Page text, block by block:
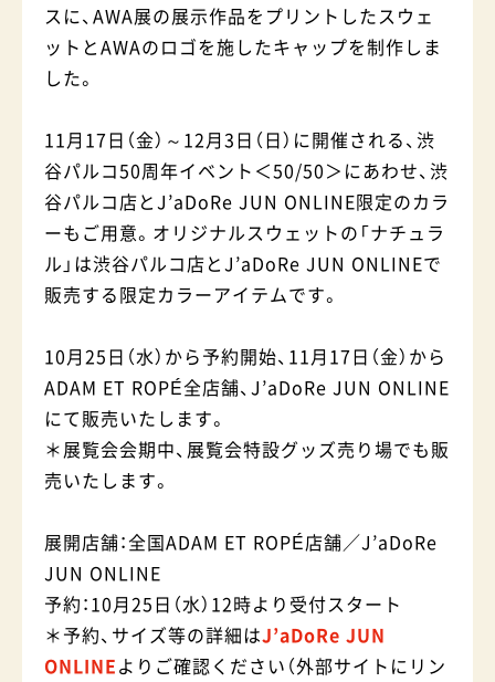
スに、AWA展の展示作品をプリントしたスウェ
ットとAWAのロゴを施したキャップを制作しま
した。
11月17日（金）～12月3日（日）に開催される、渋
谷パルコ50周年イベント＜50/50＞にあわせ、渋
谷パルコ店とJ’aDoRe JUN ONLINE限定のカラ
ーもご用意。オリジナルスウェットの「ナチュラ
ル」は渋谷パルコ店とJ’aDoRe JUN ONLINEで
販売する限定カラーアイテムです。
10月25日（水）から予約開始、11月17日（金）から
ADAM ET ROPÉ全店舗、J’aDoRe JUN ONLINE
にて販売いたします。
＊展覧会会期中、展覧会特設グッズ売り場でも販
売いたします。
展開店舗：全国ADAM ET ROPÉ店舗／J’aDoRe
JUN ONLINE
予約：10月25日（水）12時より受付スタート
＊予約、サイズ等の詳細はJ’aDoRe JUN
ONLINEよりご確認ください（外部サイトにリン